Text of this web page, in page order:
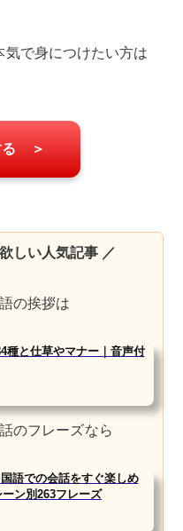
で身につけたい方は
る ＞
しい人気記事 ／
の挨拶は
種と仕草やマナー｜音声付
のフレーズなら
国語での会話をすぐ楽しめ
ーン別263フレーズ